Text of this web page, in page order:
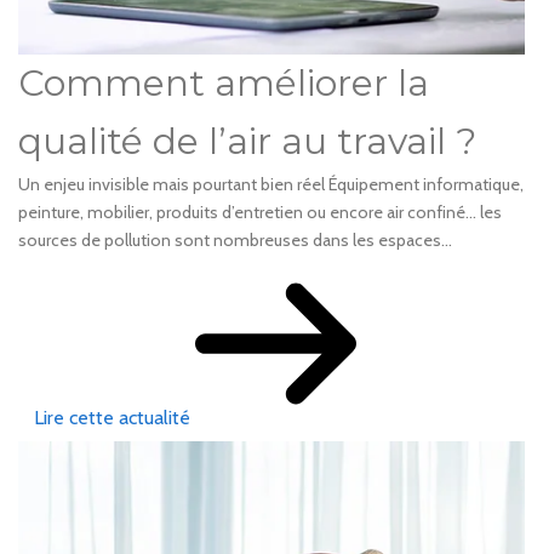
Comment améliorer la
qualité de l’air au travail ?
Un enjeu invisible mais pourtant bien réel Équipement informatique,
peinture, mobilier, produits d’entretien ou encore air confiné… les
sources de pollution sont nombreuses dans les espaces...
Lire cette actualité